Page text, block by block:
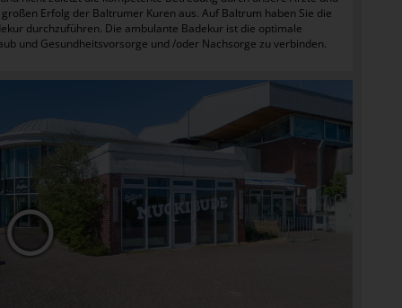
Erfolg der Baltrumer Kuren aus. Auf Baltrum haben Sie die
durchzuführen. Die ambulante Badekur ist die optimale
und Gesundheitsvorsorge und /oder Nachsorge zu verbinden.